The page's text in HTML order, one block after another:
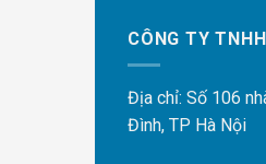
CÔNG TY
Địa chỉ: Số 106
Đình, TP Hà Nội